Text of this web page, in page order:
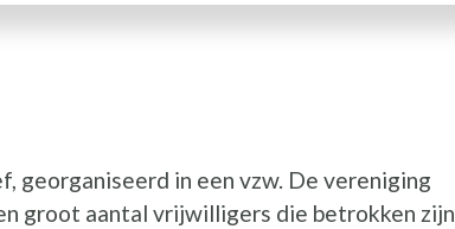
georganiseerd in een vzw. De vereniging
groot aantal vrijwilligers die betrokken zijn